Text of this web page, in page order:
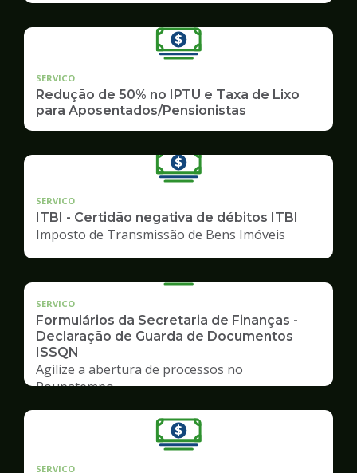
SERVICO
Redução de 50% no IPTU e Taxa de Lixo
para Aposentados/Pensionistas
SERVICO
ITBI - Certidão negativa de débitos ITBI
Imposto de Transmissão de Bens Imóveis
SERVICO
Formulários da Secretaria de Finanças -
Declaração de Guarda de Documentos
ISSQN
Agilize a abertura de processos no
Poupatempo
SERVICO